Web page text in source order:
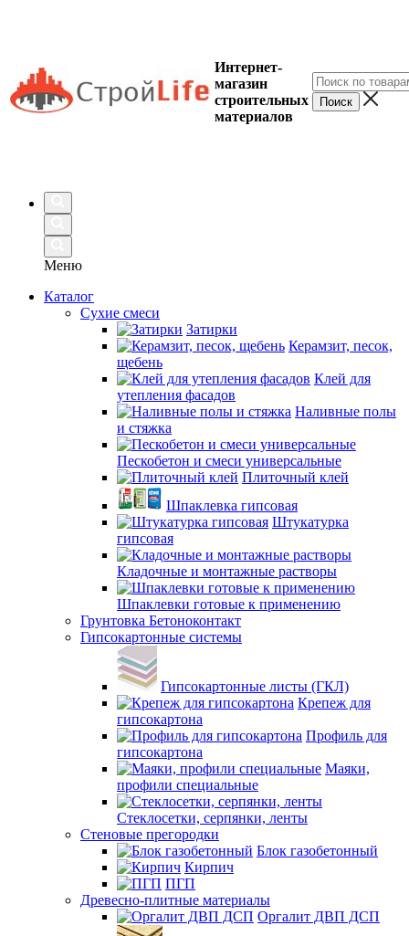
Интернет-
магазин
строительных
материалов
Меню
Каталог
Сухие смеси
Затирки
Керамзит, песок,
щебень
Клей для
утепления фасадов
Наливные полы
и стяжка
Пескобетон и смеси универсальные
Плиточный клей
Шпаклевка гипсовая
Штукатурка
гипсовая
Кладочные и монтажные растворы
Шпаклевки готовые к применению
Грунтовка Бетоноконтакт
Гипсокартонные системы
Гипсокартонные листы (ГКЛ)
Крепеж для
гипсокартона
Профиль для
гипсокартона
Маяки,
профили специальные
Стеклосетки, серпянки, ленты
Стеновые прегородки
Блок газобетонный
Кирпич
ПГП
Древесно-плитные материалы
Оргалит ДВП ДСП